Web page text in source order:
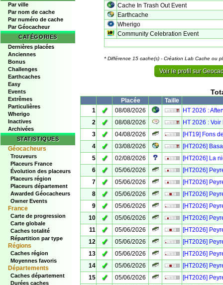
Par ville
Par nom de cache
Par numéro de cache
Par Géocacheur
CATÉGORIES
Dernières placées
Anciennes
Bonus
Challenges
Earthcaches
Easy
Events
Extrêmes
Particulières
Wherigo
Inactives
Archivées
STATISTIQUES
Géocacheurs
Trouveurs
Placeurs France
Évolution des placeurs
Placeurs région
Placeurs département
Awarded Géocacheurs
Owner Events
France
Carte de progression
Carte globale
Caches totalité
Répartition par type
Régions
Caches région
Moyennes favoris
Départements
Caches département
Durées caches
Cache In Trash Out Event
Earthcache
Wherigo
Community Celebration Event
* Différence 15 cache(s) - Création Lab Cache ou
Voir le profil sur
Placée
Taille
1
✓ 08/08/2026
HT 2026 :
2
✓ 08/08/2026
HT 2026 :
3
✓ 04/08/2026
[HT19] Fons
4
✓ 03/08/2026
[HT2026]
5
✓ 02/08/2026
[HT2026] La
6
✓ 05/06/2026
[HT2026]
7
✓ 05/06/2026
[HT2026]
8
✓ 05/06/2026
[HT2026]
9
✓ 05/06/2026
[HT2026]
10
✓ 05/06/2026
[HT2026]
11
✓ 05/06/2026
[HT2026]
12
✓ 05/06/2026
[HT2026]
13
✓ 05/06/2026
[HT2026]
14
✓ 05/06/2026
[HT2026]
15
✓ 05/06/2026
[HT2026]